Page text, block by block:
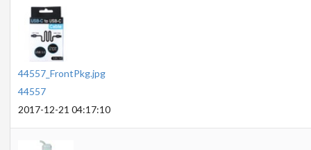
44557_FrontPkg.jpg
44557
2017-12-21 04:17:10